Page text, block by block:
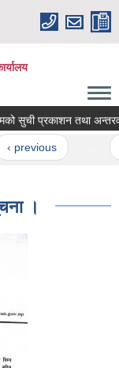
सुची प्रकाशन तथा
‹ previous
।